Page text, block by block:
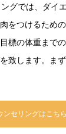
グでは、ダイ
をつけるため
標の体重まで
致します。ま
ンセリングはこちら